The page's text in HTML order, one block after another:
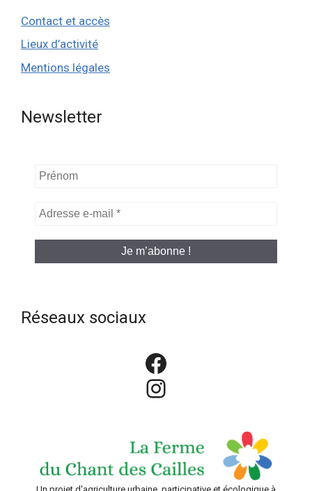
Contact et accès
Lieux d’activité
Mentions légales
Newsletter
Prénom
Adresse
mail
Réseaux sociaux
Facebook
Instagram